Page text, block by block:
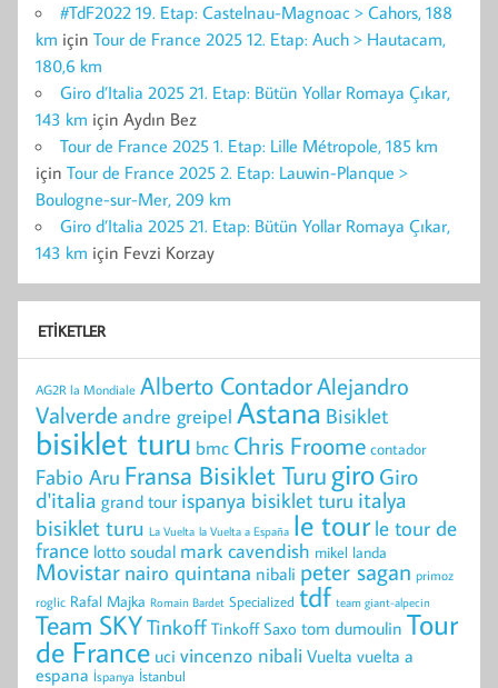
#TdF2022 19. Etap: Castelnau-Magnoac > Cahors, 188
km için Tour de France 2025 12. Etap: Auch > Hautacam,
180,6 km
Giro d’Italia 2025 21. Etap: Bütün Yollar Romaya Çıkar,
143 km için Aydın Bez
Tour de France 2025 1. Etap: Lille Métropole, 185 km
için Tour de France 2025 2. Etap: Lauwin-Planque >
Boulogne-sur-Mer, 209 km
Giro d’Italia 2025 21. Etap: Bütün Yollar Romaya Çıkar,
143 km için Fevzi Korzay
ETIKETLER
AG2R la Mondiale Alberto ContadorAlejandro
Valverdeandre greipel Astana Bisiklet
bisiklet turu bmc Chris Froome contador
Fabio Aru Fransa Bisiklet Turu giroGiro
d'italia grand tour ispanya bisiklet turu italya
bisiklet turu La Vuelta la Vuelta a España le tour le tour de
france lotto soudal mark cavendish mikel landa
Movistar nairo quintana nibali peter sagan primoz
roglic Rafal Majka Romain Bardet Specialized tdf team giant-alpecin
Team SKYTinkoff Tinkoff Saxo tom dumoulin Tour
de France uci vincenzo nibali Vuelta vuelta a
espana İspanya İstanbul